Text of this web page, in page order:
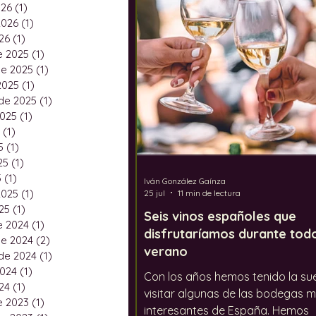
(1)
(1)
(1)
2025 (1)
2025 (1)
(1)
2025 (1)
(1)
(1)
(1)
(1)
(1)
(1)
(1)
2024 (1)
2024 (2)
2024 (1)
(1)
(1)
2023 (1)
Festivales El
Seis vinos españoles que
disfrutaríamos durante
verano
Con los años hemos tenido la
visitar algunas de las bodegas
interesantes de España. Hemos
Iván González Gaínza
25 jul
11 min de lectura